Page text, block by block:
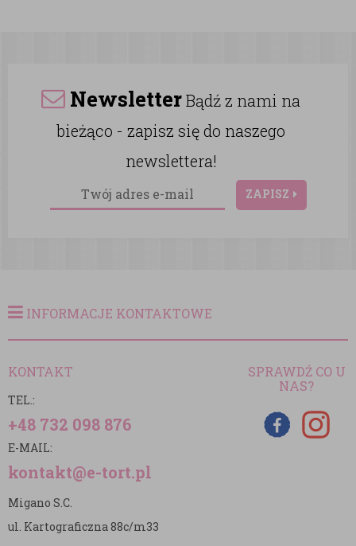
NewsletterBądź z nami na
bieżąco - zapisz się do naszego
newslettera!
ZAPISZ
INFORMACJE KONTAKTOWE
KONTAKT
TEL.:
+48 732 098 876
E-MAIL:
kontakt@e-tort.pl
Migano S.C.
ul. Kartograficzna 88c/m33
SPRAWDŹ CO U
NAS?